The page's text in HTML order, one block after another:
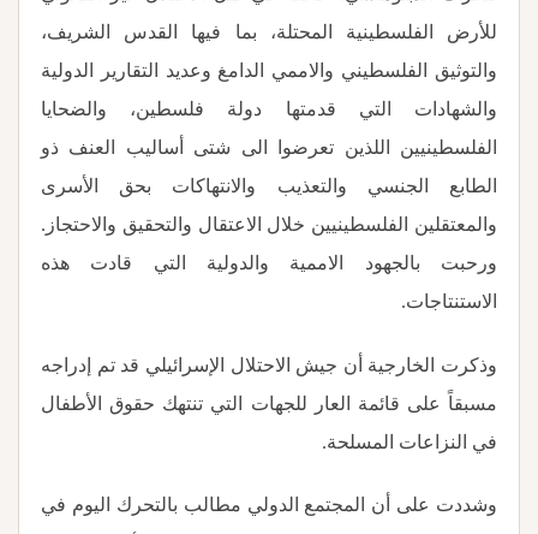
للأرض الفلسطينية المحتلة، بما فيها القدس الشريف،
والتوثيق الفلسطيني والاممي الدامغ وعديد التقارير الدولية
والشهادات التي قدمتها دولة فلسطين، والضحايا
الفلسطينيين اللذين تعرضوا الى شتى أساليب العنف ذو
الطابع الجنسي والتعذيب والانتهاكات بحق الأسرى
والمعتقلين الفلسطينيين خلال الاعتقال والتحقيق والاحتجاز.
ورحبت بالجهود الاممية والدولية التي قادت هذه
الاستنتاجات.
وذكرت الخارجية أن جيش الاحتلال الإسرائيلي قد تم إدراجه
مسبقاً على قائمة العار للجهات التي تنتهك حقوق الأطفال
في النزاعات المسلحة.
وشددت على أن المجتمع الدولي مطالب بالتحرك اليوم في